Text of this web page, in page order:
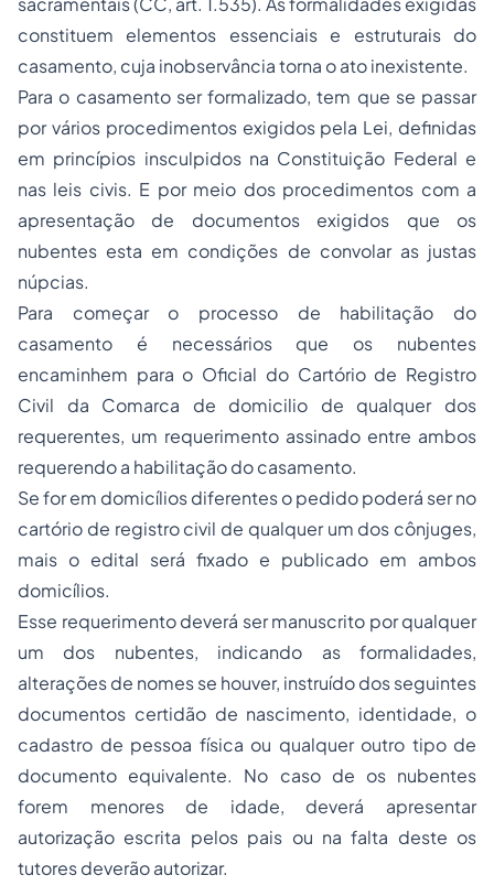
constituem elementos essenciais e estruturais do
casamento, cuja inobservância torna o ato inexistente.
Para o casamento ser formalizado, tem que se passar
por vários procedimentos exigidos pela Lei, definidas
em princípios insculpidos na Constituição Federal e
nas leis civis. E por meio dos procedimentos com a
apresentação de documentos exigidos que os
nubentes esta em condições de convolar as justas
núpcias.
Para começar o processo de habilitação do
casamento é necessários que os nubentes
encaminhem para o Oficial do Cartório de Registro
Civil da Comarca de domicilio de qualquer dos
requerentes, um requerimento assinado entre ambos
requerendo a habilitação do casamento.
Se for em domicílios diferentes o pedido poderá ser no
cartório de registro civil de qualquer um dos cônjuges,
mais o edital será fixado e publicado em ambos
domicílios.
Esse requerimento deverá ser manuscrito por qualquer
um dos nubentes, indicando as formalidades,
alterações de nomes se houver, instruído dos seguintes
documentos certidão de nascimento, identidade, o
cadastro de pessoa física ou qualquer outro tipo de
documento equivalente. No caso de os nubentes
forem menores de idade, deverá apresentar
autorização escrita pelos pais ou na falta deste os
tutores deverão autorizar.